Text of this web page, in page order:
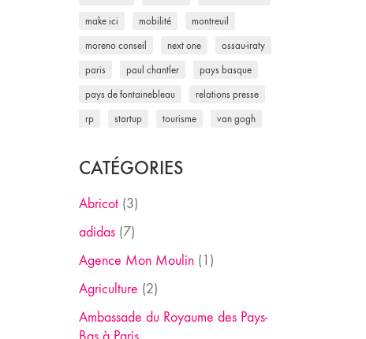
make ici mobilité montreuil
moreno conseil next one ossau-iraty
paris paul chantler pays basque
pays de fontainebleau relations presse
rp startup tourisme van gogh
CATÉGORIES
Abricot(3)
adidas(7)
Agence Mon Moulin(1)
Agriculture (2)
Ambassade du Royaume des Pays-